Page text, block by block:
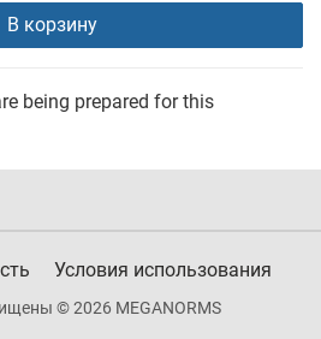
В корзину
being prepared for this
Условия использования
© 2026 MEGANORMS